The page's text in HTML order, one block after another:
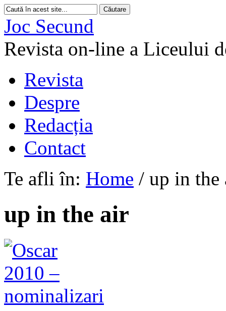
Joc Secund
Revista on-line a Liceului
Revista
Despre
Redacția
Contact
Te afli în: Home / up in the
up in the air